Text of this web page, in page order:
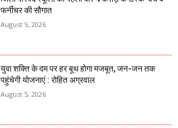
फर्नीचर की सौगात
August 5, 2026
युवा शक्ति के दम पर हर बूथ होगा मजबूत, जन-जन तक
पहुंचेगी योजनाएं : रोहित अग्रवाल
August 5, 2026